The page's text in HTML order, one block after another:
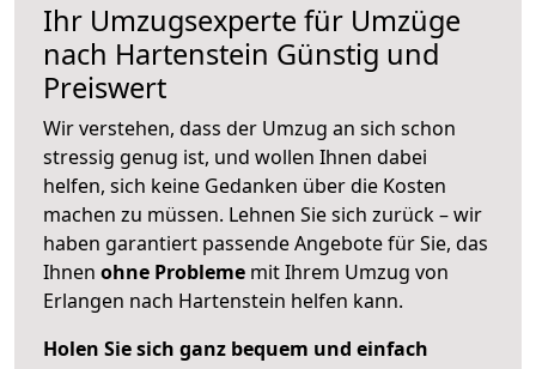
Ihr Umzugsexperte für Umzüge
nach Hartenstein Günstig und
Preiswert
Wir verstehen, dass der Umzug an sich schon
stressig genug ist, und wollen Ihnen dabei
helfen, sich keine Gedanken über die Kosten
machen zu müssen. Lehnen Sie sich zurück – wir
haben garantiert passende Angebote für Sie, das
Ihnen ohne Probleme mit Ihrem Umzug von
Erlangen nach Hartenstein helfen kann.
Holen Sie sich ganz bequem und einfach